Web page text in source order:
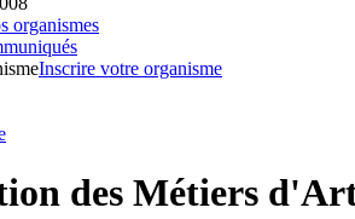
organismes
Inscrire votre organisme
des Métiers